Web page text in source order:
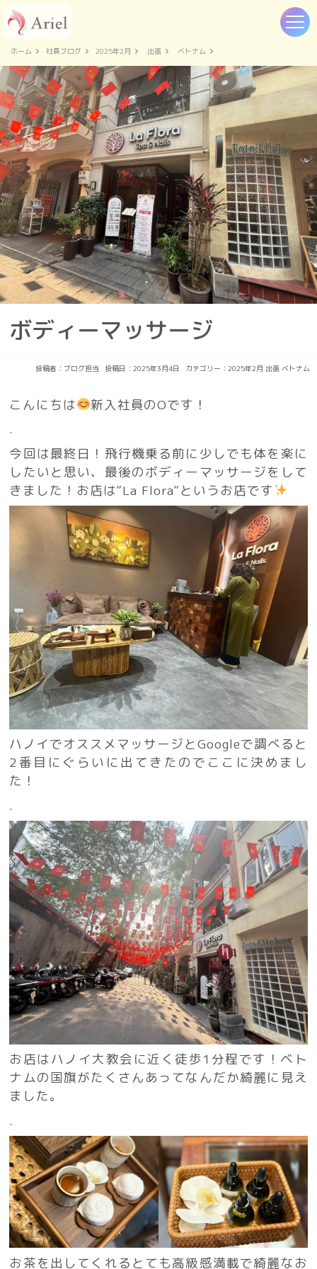
ホーム 社員ブログ 2025年2月 出張 ベトナム
ボディーマッサージ
投稿者： ブログ担当 投稿日：2025年3月4日 カテゴリー： 2025年2月 出張 ベトナム
こんにちは
新入社員のOです！
.
今回は最終日！飛行機乗る前に少しでも体を楽に
したいと思い、最後のボディーマッサージをして
きました！お店は”La Flora”というお店です
ハノイでオススメマッサージとGoogleで調べると
2番目にぐらいに出てきたのでここに決めまし
た！
.
お店はハノイ大教会に近く徒歩1分程です！ベト
ナムの国旗がたくさんあってなんだか綺麗に見え
ました。
.
お茶を出してくれるとても高級感満載で綺麗なお